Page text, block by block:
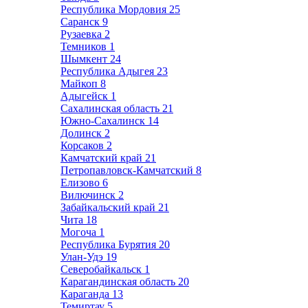
Республика Мордовия 25
Саранск 9
Рузаевка 2
Темников 1
Шымкент 24
Республика Адыгея 23
Майкоп 8
Адыгейск 1
Сахалинская область 21
Южно-Сахалинск 14
Долинск 2
Корсаков 2
Камчатский край 21
Петропавловск-Камчатский 8
Елизово 6
Вилючинск 2
Забайкальский край 21
Чита 18
Могоча 1
Республика Бурятия 20
Улан-Удэ 19
Северобайкальск 1
Карагандинская область 20
Караганда 13